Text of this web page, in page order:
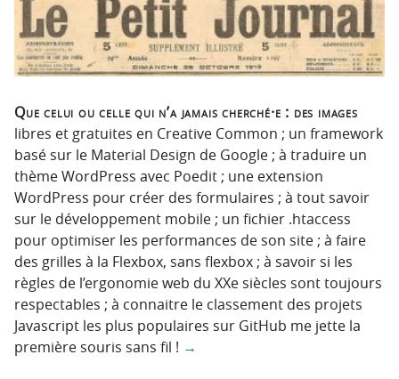
Que celui ou celle qui n’a jamais cherché·e : des images
libres et gratuites en Creative Common ; un framework
basé sur le Material Design de Google ; à traduire un
thème WordPress avec Poedit ; une extension
WordPress pour créer des formulaires ; à tout savoir
sur le développement mobile ; un fichier .htaccess
pour optimiser les performances de son site ; à faire
des grilles à la Flexbox, sans flexbox ; à savoir si les
règles de l’ergonomie web du XXe siècles sont toujours
respectables ; à connaitre le classement des projets
Javascript les plus populaires sur GitHub me jette la
première souris sans fil ! →